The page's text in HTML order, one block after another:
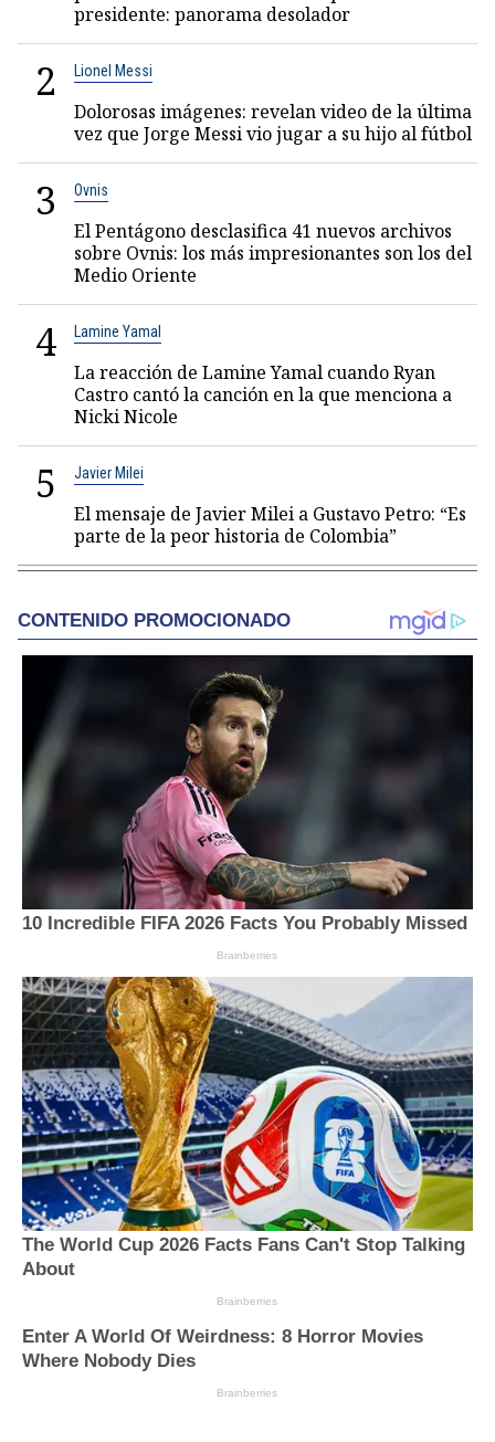
presidente: panorama desolador
2 Lionel Messi
Dolorosas imágenes: revelan video de la última
vez que Jorge Messi vio jugar a su hijo al fútbol
3 Ovnis
El Pentágono desclasifica 41 nuevos archivos
sobre Ovnis: los más impresionantes son los del
Medio Oriente
4 Lamine Yamal
La reacción de Lamine Yamal cuando Ryan
Castro cantó la canción en la que menciona a
Nicki Nicole
5 Javier Milei
El mensaje de Javier Milei a Gustavo Petro: “Es
parte de la peor historia de Colombia”